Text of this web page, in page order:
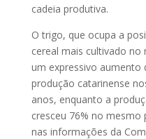
cadeia produtiva.
O trigo, que ocupa a
cereal mais cultivado no
um expressivo aumento
produção catarinense
anos, enquanto a
cresceu 76% no mesmo
nas informações da